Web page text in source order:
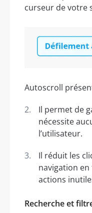
curseur de votre
Autoscroll
Il permet de
nécessite
l’utilisateur.
Il réduit les
navigation
actions
Recherche et